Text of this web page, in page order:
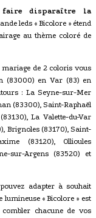
faire disparaître la
leds « Bicolore » étend
au thème coloré de
de 2 coloris vous
(83000) en Var (83) en
: La Seyne-sur-Mer
(83300), Saint-Raphaël
La Valette-du-Var
Brignoles (83170), Saint-
(83120), Ollioules
sur-Argens (83520) et
adapter à souhait
« Bicolore » est
chacune de vos